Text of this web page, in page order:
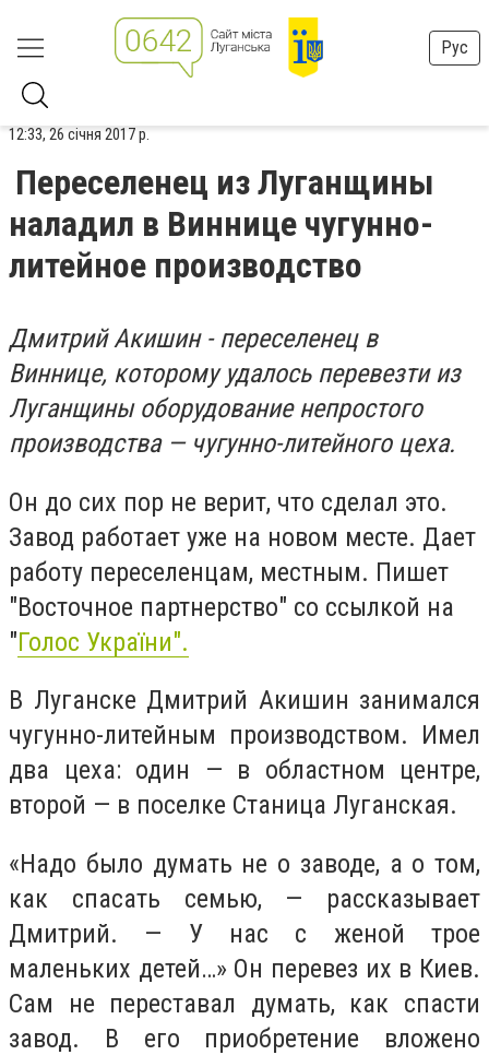
Рус
12:33, 26 січня 2017 р.
Переселенец из Луганщины
наладил в Виннице чугунно-
литейное производство
Дмитрий Акишин - переселенец в
Виннице, которому удалось перевезти из
Луганщины оборудование непростого
производства — чугунно-литейного цеха.
Он до сих пор не верит, что сделал это.
Завод работает уже на новом месте. Дает
работу переселенцам, местным. Пишет
"Восточное партнерство" со ссылкой на
"Голос України".
В Луганске Дмитрий Акишин занимался
чугунно-литейным производством. Имел
два цеха: один — в областном центре,
второй — в поселке Станица Луганская.
«Надо было думать не о заводе, а о том,
как спасать семью, — рассказывает
Дмитрий. — У нас с женой трое
маленьких детей…» Он перевез их в Киев.
Сам не переставал думать, как спасти
завод. В его приобретение вложено